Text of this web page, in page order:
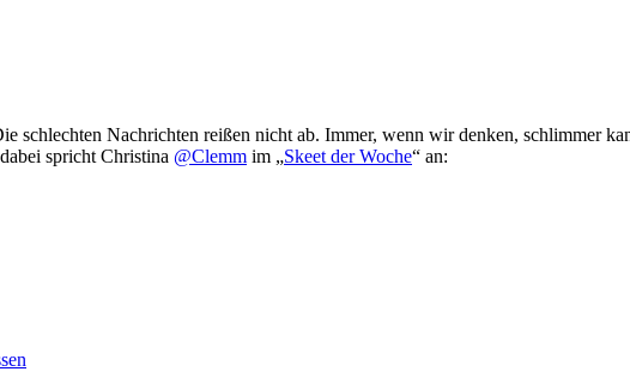
schlechten Nachrichten reißen nicht ab. Immer, wenn wir denken, schlimmer
spricht Christina @Clemm im „Skeet der Woche“ an: